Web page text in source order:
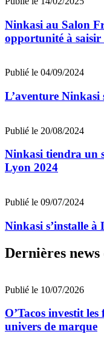
Ninkasi au Salon
opportunité à saisir
Publié le 04/09/2024
L’aventure Ninkasi
Publié le 20/08/2024
Ninkasi tiendra un
Lyon 2024
Publié le 09/07/2024
Ninkasi s’installe
Dernières
Publié le 10/07/2026
O’Tacos investit
univers de marque